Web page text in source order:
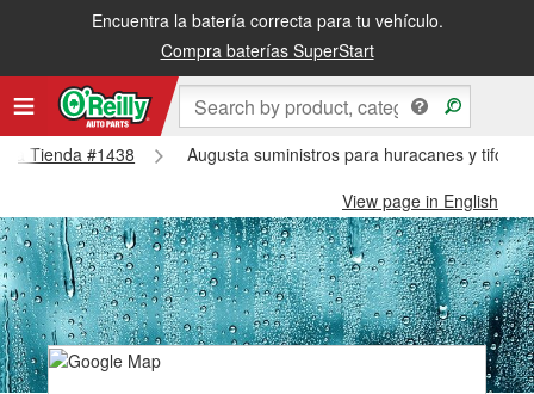
Encuentra la batería correcta para tu vehículo.
Compra baterías SuperStart
Tienda #1438
Augusta suministros para huracanes y
View page in English